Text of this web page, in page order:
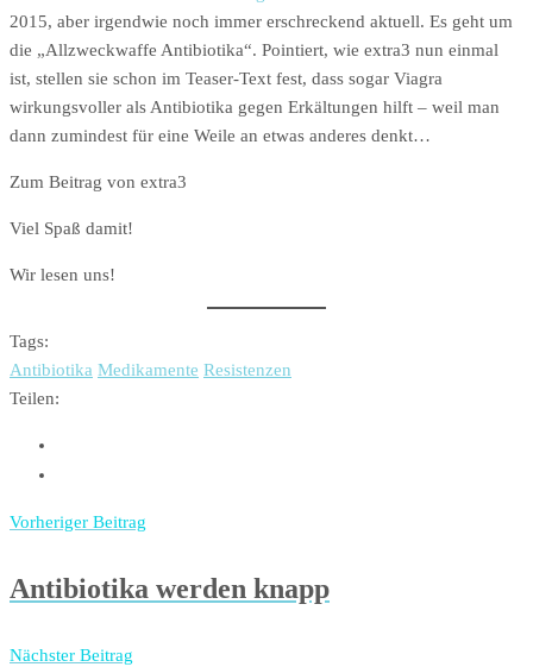
2015, aber irgendwie noch immer erschreckend aktuell. Es geht um
die „Allzweckwaffe Antibiotika“. Pointiert, wie extra3 nun einmal
ist, stellen sie schon im Teaser-Text fest, dass sogar Viagra
wirkungsvoller als Antibiotika gegen Erkältungen hilft – weil man
dann zumindest für eine Weile an etwas anderes denkt…
Zum Beitrag von extra3
Viel Spaß damit!
Wir lesen uns!
Tags:
Antibiotika Medikamente Resistenzen
Teilen:
Vorheriger Beitrag
Antibiotika werden knapp
Nächster Beitrag